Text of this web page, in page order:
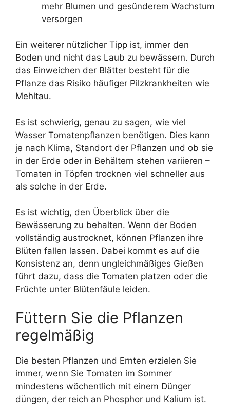
mehr Blumen und gesünderem Wachstum
versorgen
Ein weiterer nützlicher Tipp ist, immer den
Boden und nicht das Laub zu bewässern. Durch
das Einweichen der Blätter besteht für die
Pflanze das Risiko häufiger Pilzkrankheiten wie
Mehltau.
Es ist schwierig, genau zu sagen, wie viel
Wasser Tomatenpflanzen benötigen. Dies kann
je nach Klima, Standort der Pflanzen und ob sie
in der Erde oder in Behältern stehen variieren –
Tomaten in Töpfen trocknen viel schneller aus
als solche in der Erde.
Es ist wichtig, den Überblick über die
Bewässerung zu behalten. Wenn der Boden
vollständig austrocknet, können Pflanzen ihre
Blüten fallen lassen. Dabei kommt es auf die
Konsistenz an, denn ungleichmäßiges Gießen
führt dazu, dass die Tomaten platzen oder die
Früchte unter Blütenfäule leiden.
Füttern Sie die Pflanzen
regelmäßig
Die besten Pflanzen und Ernten erzielen Sie
immer, wenn Sie Tomaten im Sommer
mindestens wöchentlich mit einem Dünger
düngen, der reich an Phosphor und Kalium ist.